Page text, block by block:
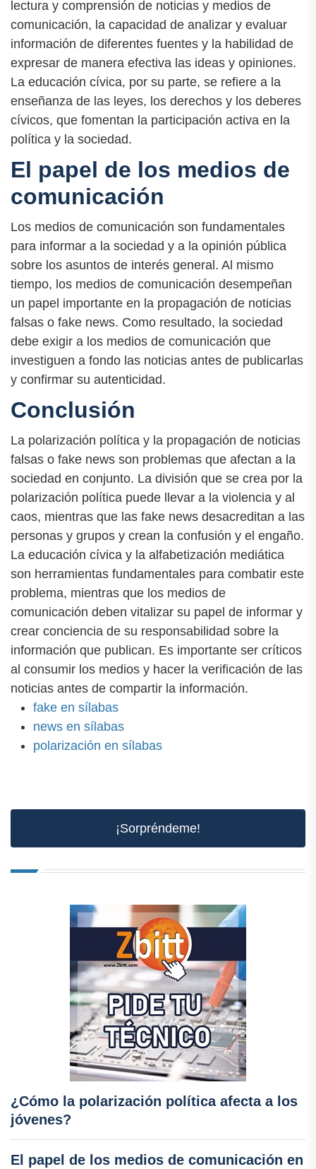
lectura y comprensión de noticias y medios de
comunicación, la capacidad de analizar y evaluar
información de diferentes fuentes y la habilidad de
expresar de manera efectiva las ideas y opiniones.
La educación cívica, por su parte, se refiere a la
enseñanza de las leyes, los derechos y los deberes
cívicos, que fomentan la participación activa en la
política y la sociedad.
El papel de los medios de
comunicación
Los medios de comunicación son fundamentales
para informar a la sociedad y a la opinión pública
sobre los asuntos de interés general. Al mismo
tiempo, los medios de comunicación desempeñan
un papel importante en la propagación de noticias
falsas o fake news. Como resultado, la sociedad
debe exigir a los medios de comunicación que
investiguen a fondo las noticias antes de publicarlas
y confirmar su autenticidad.
Conclusión
La polarización política y la propagación de noticias
falsas o fake news son problemas que afectan a la
sociedad en conjunto. La división que se crea por la
polarización política puede llevar a la violencia y al
caos, mientras que las fake news desacreditan a las
personas y grupos y crean la confusión y el engaño.
La educación cívica y la alfabetización mediática
son herramientas fundamentales para combatir este
problema, mientras que los medios de
comunicación deben vitalizar su papel de informar y
crear conciencia de su responsabilidad sobre la
información que publican. Es importante ser críticos
al consumir los medios y hacer la verificación de las
noticias antes de compartir la información.
fake en sílabas
news en sílabas
polarización en sílabas
¡Sorpréndeme!
¿Cómo la polarización política afecta a los
jóvenes?
El papel de los medios de comunicación en